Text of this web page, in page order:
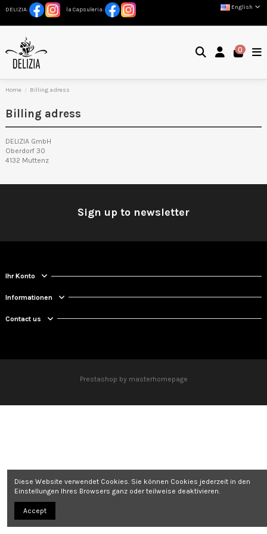
DELIZIA: la Capsuleria: English
0
Home Billing adress
Billing adress
DELIZIA GmbH
Oberdorf 30
4132 Muttenz
Sign up to newsletter
Ihr Konto
Informationen
Contact us
Prestashop by masterhomepage
Diese Website verwendet Cookies. Sie können Cookies jederzeit in den
Einstellungen Ihres Browsers ganz oder teilweise deaktivieren.
Accept